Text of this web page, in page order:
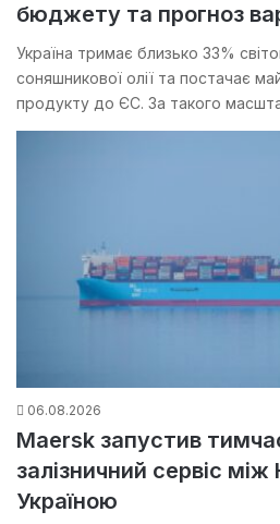
бюджету та прогноз
Україна тримає близько 33%
соняшникової олії та постачає
продукту до ЄС. За такого
06.08.2026
Maersk запустив
залізничний сервіс
Україною